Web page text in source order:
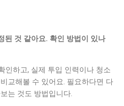
된 것 같아요. 확인 방법이 있나
인하고, 실제 투입 인력이나 청소
교해볼 수 있어요. 필요하다면 다
는 것도 방법입니다.